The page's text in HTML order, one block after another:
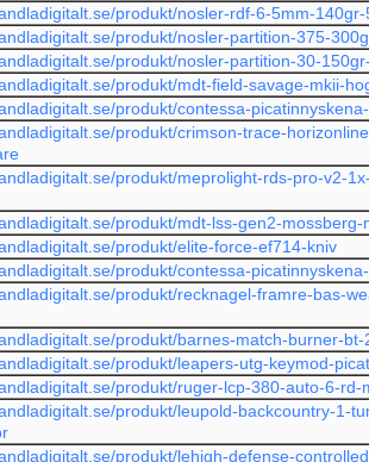
produkt/nosler-rdf-6-5mm-
produkt/nosler-partition-375-
produkt/nosler-partition-30-
produkt/mdt-field-savage-mkii-
produkt/contessa-
produkt/crimson-trace-
produkt/meprolight-rds-pro-v2-
produkt/mdt-lss-gen2-
produkt/elite-force-ef714-kniv
produkt/contessa-
produkt/recknagel-framre-bas-
produkt/barnes-match-burner-
produkt/leapers-utg-keymod-
produkt/ruger-lcp-380-auto-6-rd-
produkt/leupold-backcountry-1-
produkt/lehigh-defense-